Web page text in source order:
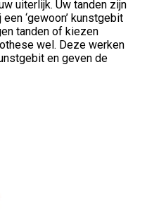
uiterlijk. Uw tanden zijn
‘gewoon’ kunstgebit
tanden of kiezen
wel. Deze werken
en geven de